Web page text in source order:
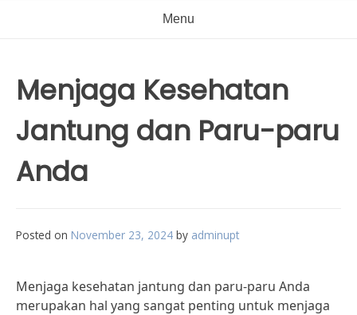
Menu
Menjaga Kesehatan
Jantung dan Paru-paru
Anda
Posted on November 23, 2024 by adminupt
Menjaga kesehatan jantung dan paru-paru Anda
merupakan hal yang sangat penting untuk menjaga